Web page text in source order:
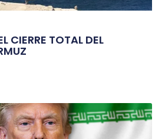
CIERRE TOTAL DEL